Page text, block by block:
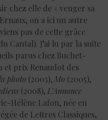
chez elle de « venger sa
on a ici un autre
pas de cette grâce
Cantal). J’ai lu par la suite
parus chez Buchet-
et prix Renaudot des
photo (2003), Mo (2005),
(2008), L’Annonce
Hélène Lafon, née en
de Lettres Classiques,